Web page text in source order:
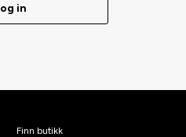
in
Finn butikk